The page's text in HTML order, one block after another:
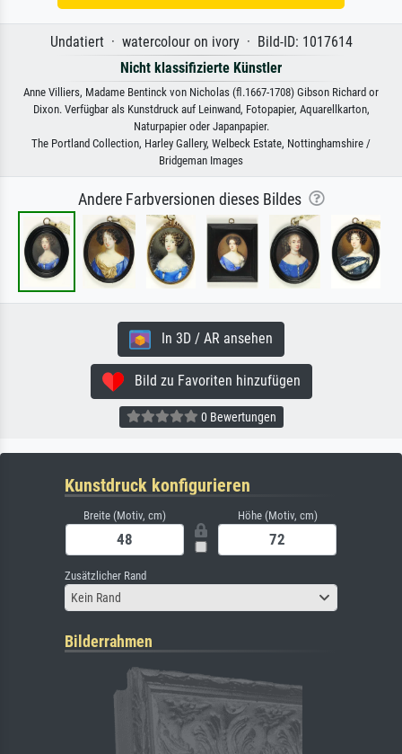
Undatiert · watercolour on ivory · Bild-ID: 1017614
Nicht klassifizierte Künstler
Anne Villiers, Madame Bentinck von Nicholas (fl.1667-1708) Gibson Richard or
Dixon. Verfügbar als Kunstdruck auf Leinwand, Fotopapier, Aquarellkarton,
Naturpapier oder Japanpapier.
The Portland Collection, Harley Gallery, Welbeck Estate, Nottinghamshire /
Bridgeman Images
Andere Farbversionen dieses Bildes
In 3D / AR ansehen
Bild zu Favoriten hinzufügen
0 Bewertungen
Kunstdruck konfigurieren
Breite (Motiv, cm) Höhe (Motiv, cm)
Zusätzlicher Rand
Kein Rand
Bilderrahmen